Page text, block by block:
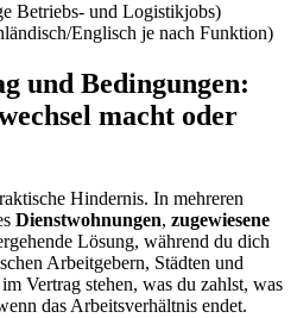
Betriebs- und Logistikjobs)
Englisch je nach Funktion)
und Bedingungen:
macht oder
Hindernis. In mehreren
Dienstwohnungen, zugewiesene
Lösung, während du dich
Arbeitgebern, Städten und
Vertrag stehen, was du zahlst, was
das Arbeitsverhältnis endet.